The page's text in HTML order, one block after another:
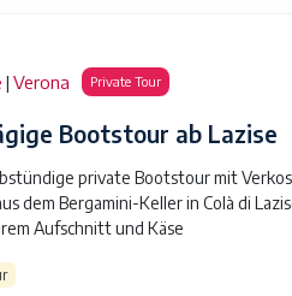
| Verona Private Tour
Bootstour ab Lazise
private Bootstour mit
dem Bergamini-Keller in Colà di
Aufschnitt und Käse